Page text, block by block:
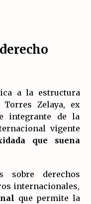
a la estructura
Zelaya, ex
integrante de la
vigente
que suena
derechos
internacionales,
que permite la